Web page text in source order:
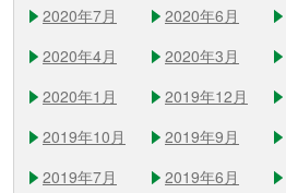
2020年7月
2020年6月
2020年4月
2020年3月
2020年1月
2019年12月
2019年10月
2019年9月
2019年7月
2019年6月